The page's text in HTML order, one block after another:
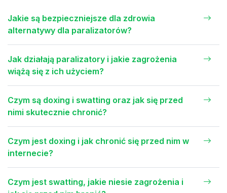
Jakie są bezpieczniejsze dla zdrowia
alternatywy dla paralizatorów?
Jak działają paralizatory i jakie zagrożenia
wiążą się z ich użyciem?
Czym są doxing i swatting oraz jak się przed
nimi skutecznie chronić?
Czym jest doxing i jak chronić się przed nim w
internecie?
Czym jest swatting, jakie niesie zagrożenia i